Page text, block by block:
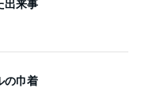
出来事
の巾着